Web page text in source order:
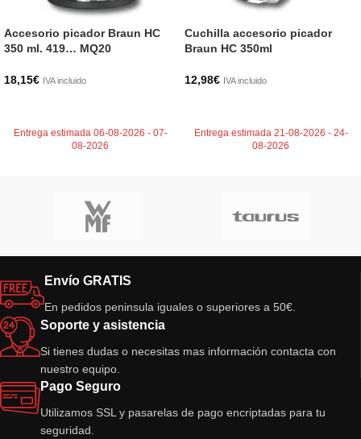
Accesorio picador Braun HC
350 ml. 419… MQ20
18,15€ IVA incluido
Entrega estimada 06-08-2026 - 07-
08-2026
Cuchilla accesorio picador
Braun HC 350ml
12,98€ IVA incluido
Entrega estimada 21-08-2026 - 24-
08-2026
Envío GRATIS
En pedidos peninsula iguales o superiores a 50€.
Soporte y asistencia
Si tienes dudas o necesitas mas información contacta con
nuestro equipo.
Pago Seguro
Utilizamos SSL y pasarelas de pago encriptadas para tu
seguridad.